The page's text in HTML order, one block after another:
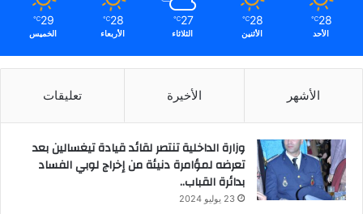
28
℃
الأحد
28
℃
الأثنين
27
℃
الثلاثاء
28
℃
الأربعاء
29
℃
الخميس
الأشهر الأخيرة تعليقات
وزارة الداخلية تنتصر لقائد قيادة تيغسالين بعد
تعرضه لمؤامرة دنيئة من إخراج لوبي الفساد
بدائرة القباب..
23 يوليو 2024